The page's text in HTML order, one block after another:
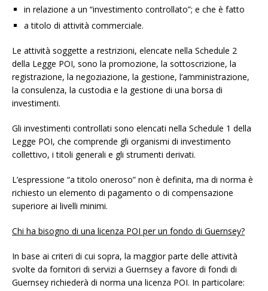
in relazione a un “investimento controllato”; e che è fatto
a titolo di attività commerciale.
Le attività soggette a restrizioni, elencate nella Schedule 2
della Legge POI, sono la promozione, la sottoscrizione, la
registrazione, la negoziazione, la gestione, l’amministrazione,
la consulenza, la custodia e la gestione di una borsa di
investimenti.
Gli investimenti controllati sono elencati nella Schedule 1 della
Legge POI, che comprende gli organismi di investimento
collettivo, i titoli generali e gli strumenti derivati.
L’espressione “a titolo oneroso” non è definita, ma di norma è
richiesto un elemento di pagamento o di compensazione
superiore ai livelli minimi.
Chi ha bisogno di una licenza POI per un fondo di Guernsey?
In base ai criteri di cui sopra, la maggior parte delle attività
svolte da fornitori di servizi a Guernsey a favore di fondi di
Guernsey richiederà di norma una licenza POI. In particolare: